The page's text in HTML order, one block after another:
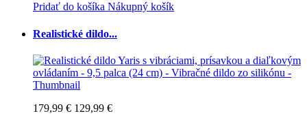
Pridať do košíka Nákupný košík
Realistické dildo...
179,99 € 129,99 €